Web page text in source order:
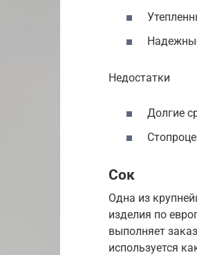
Недостатки
Долгие
Сок
Одна из
изделия по
выполняет
используется